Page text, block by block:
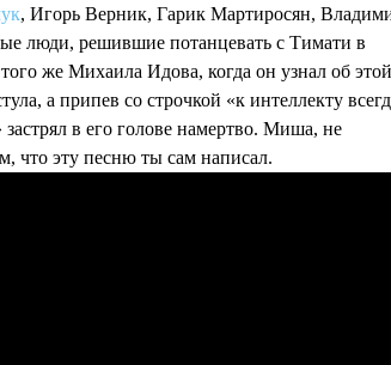
, Игорь Верник, Гарик Мартиросян,
люди, решившие потанцевать с Тимати в
же Михаила Идова, когда он узнал об этой
а припев cо строчкой «к интеллекту
в его голове намертво. Миша, не
что эту песню ты сам написал.